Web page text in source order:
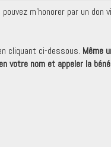
m'honorer par un don
cliquant ci-dessous. Même
votre nom et appeler la